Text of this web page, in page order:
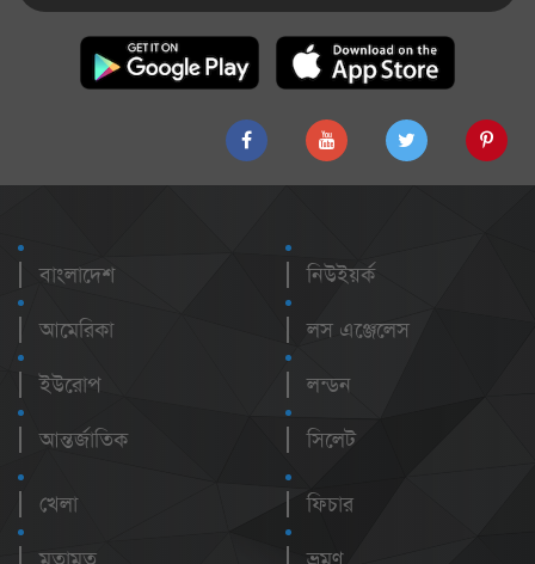
বাংলাদেশ
আমেরিকা
ইউরোপ
আন্তর্জাতিক
নিউইয়র্ক
লস এঞ্জেলেস
লন্ডন
সিলেট
খেলা
ফিচার